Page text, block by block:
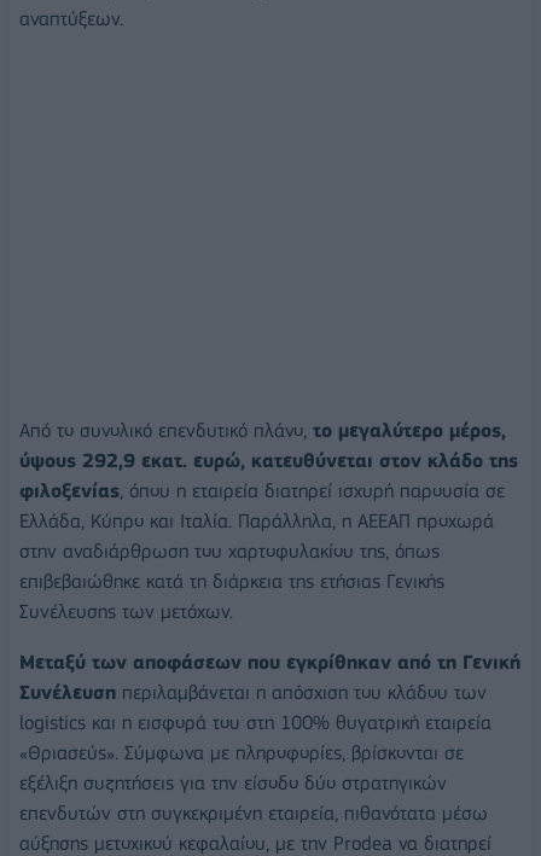
αναπτύξεων.
Από το συνολικό επενδυτικό πλάνο, το μεγαλύτερο μέρος,
ύψους 292,9 εκατ. ευρώ, κατευθύνεται στον κλάδο της
φιλοξενίας , όπου η εταιρεία διατηρεί ισχυρή παρουσία σε
Ελλάδα, Κύπρο και Ιταλία. Παράλληλα, η ΑΕΕΑΠ προχωρά
στην αναδιάρθρωση του χαρτοφυλακίου της, όπως
επιβεβαιώθηκε κατά τη διάρκεια της ετήσιας Γενικής
Συνέλευσης των μετόχων.
Μεταξύ των αποφάσεων που εγκρίθηκαν από τη Γενική
Συνέλευση περιλαμβάνεται η απόσχιση του κλάδου των
logistics και η εισφορά του στη 100% θυγατρική εταιρεία
«Θριασεύς». Σύμφωνα με πληροφορίες, βρίσκονται σε
εξέλιξη συζητήσεις για την είσοδο δύο στρατηγικών
επενδυτών στη συγκεκριμένη εταιρεία, πιθανότατα μέσω
αύξησης μετοχικού κεφαλαίου, με την Prodea να διατηρεί